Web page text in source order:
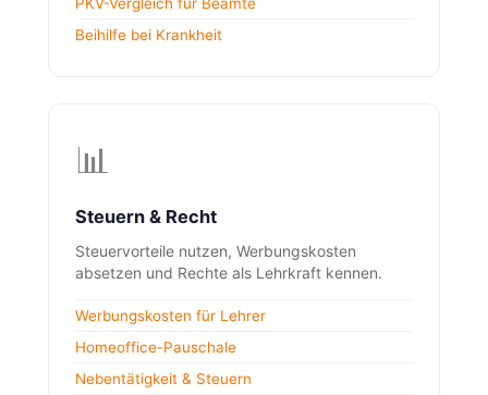
PKV-Vergleich für Beamte
Beihilfe bei Krankheit
📊
Steuern & Recht
Steuervorteile nutzen, Werbungskosten
absetzen und Rechte als Lehrkraft kennen.
Werbungskosten für Lehrer
Homeoffice-Pauschale
Nebentätigkeit & Steuern